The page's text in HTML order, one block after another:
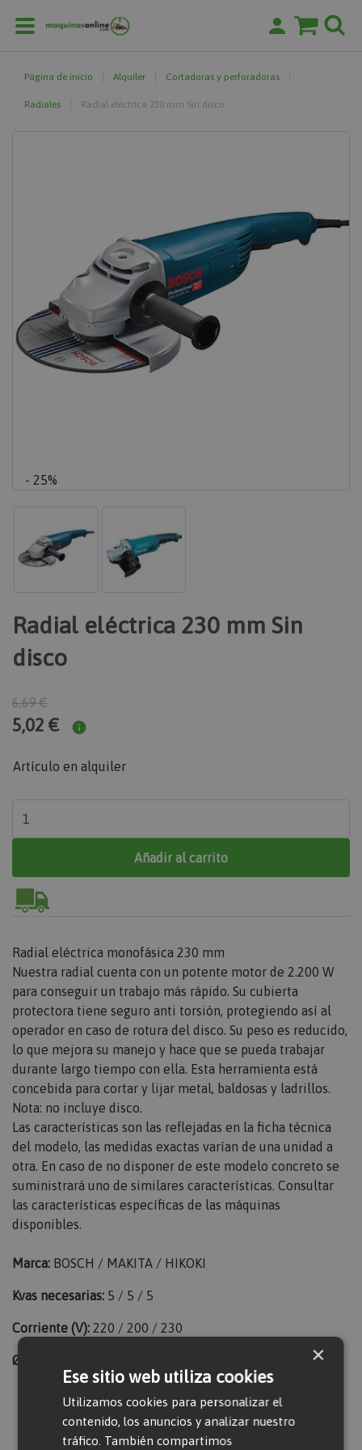
Página de inicio Alquiler Cortadoras y perforadoras
Radiales Radial eléctrica 230 mm Sin disco
- 25%
Radial eléctrica 230 mm Sin
disco
6,69 €
5,02 €
Artículo en alquiler
Añadir al carrito
Radial eléctrica monofásica 230 mm
Nuestra radial cuenta con un potente motor de 2.200 W
para conseguir un trabajo más rápido. Su cubierta
protectora tiene seguro anti torsión, protegiendo así al
operador en caso de rotura del disco. Su peso es reducido,
lo que mejora su manejo y hace que se pueda trabajar
durante largo tiempo con ella. Esta herramienta está
concebida para cortar y lijar metal, baldosas y ladrillos.
Nota: no incluye disco.
Las características son las reflejadas en la ficha técnica
del modelo, las medidas exactas varían de una unidad a
otra. En caso de no disponer de este modelo concreto se
suministrará uno de similares características. Consultar
las características específicas de las máquinas
disponibles.
Marca: BOSCH / MAKITA / HIKOKI
Kvas necesarias: 5 / 5 / 5
Corriente (V): 220 / 200 / 230
Ø Disco (mm):
Valorar producto
×
Ese sitio web utiliza cookies
Utilizamos cookies para personalizar el
contenido, los anuncios y analizar nuestro
tráfico. También compartimos